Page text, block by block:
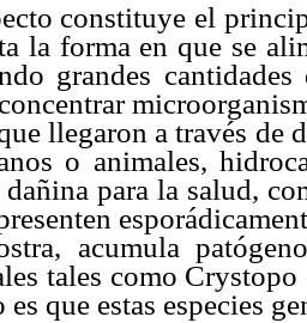
constituye el
la forma en que se
grandes
llegaron a través de
o animales,
para la salud,
acumula
tales como
es que estas especies